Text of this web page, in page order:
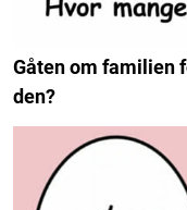
Gåten om familien
den?